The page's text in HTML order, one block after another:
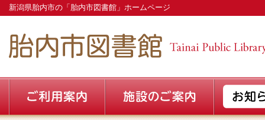
新潟県胎内市の「胎内市図書館」ホームページ